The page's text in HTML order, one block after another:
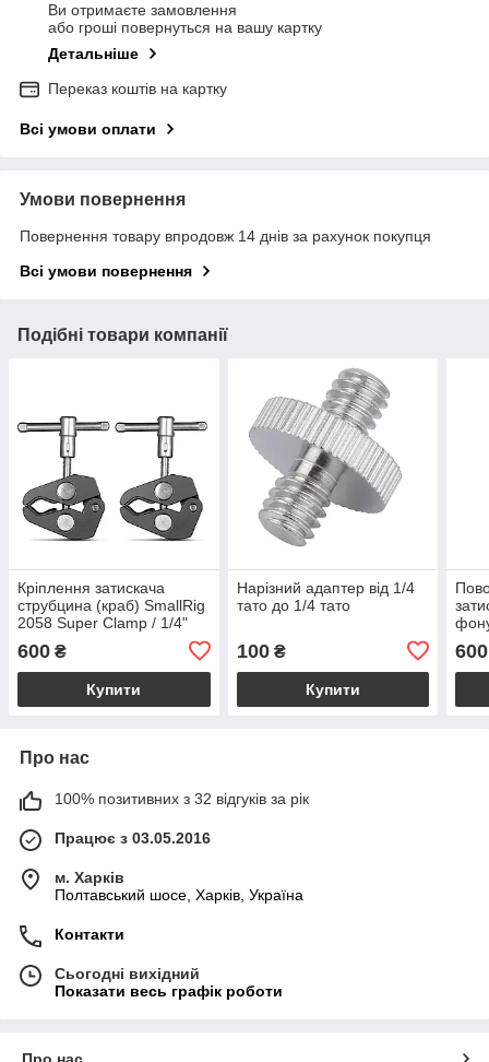
Ви отримаєте замовлення
або гроші повернуться на вашу картку
Детальніше
Переказ коштів на картку
Всі умови оплати
Умови повернення
Повернення товару впродовж 14 днів за рахунок покупця
Всі умови повернення
Подібні товари компанії
Кріплення затискача
струбцина (краб) SmallRig
2058 Super Clamp / 1/4"
штуки)
600 ₴
Купити
Нарізний адаптер від 1/4
тато до 1/4 тато
100₴
Купити
600
Про нас
100% позитивних з 32 відгуків за рік
Працює з 03.05.2016
м. Харків
Полтавський шосе, Харків, Україна
Контакти
Сьогодні вихідний
Показати весь графік роботи